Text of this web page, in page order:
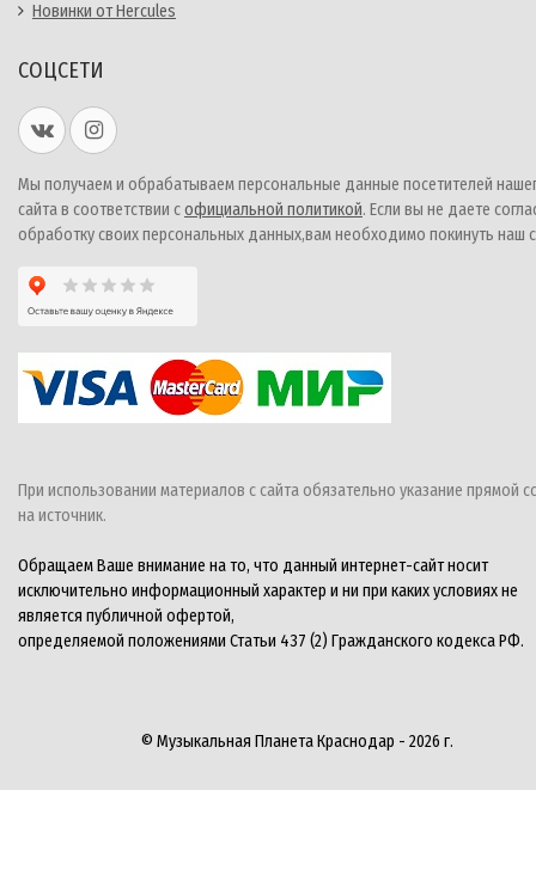
Новинки от Hercules
СОЦСЕТИ
Мы получаем и обрабатываем персональные данные посетителей
сайта в соответствии софициальной политикой. Если вы не даете
обработку своих персональных данных,вам необходимо покинуть наш
При использовании материалов с сайта обязательно указание прямой
на источник.
Обращаем Ваше внимание на то, что данный интернет-сайт носит
исключительно информационный характер и ни при каких условиях не
является публичной офертой,
определяемой положениями Статьи 437 (2) Гражданского кодекса РФ.
© Музыкальная Планета Краснодар - 2026 г.